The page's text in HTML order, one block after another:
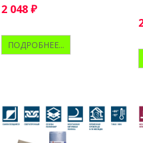
2 048 ₽
ПОДРОБНЕЕ...